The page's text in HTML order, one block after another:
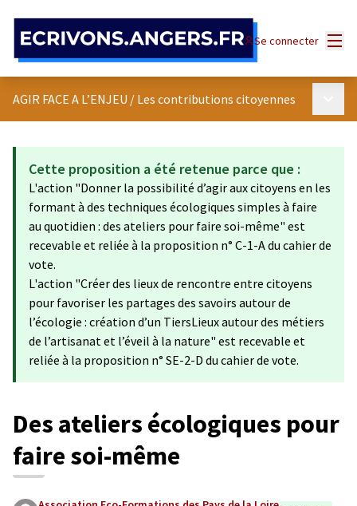
Se connecter
AGIR FACE A L’ENJEU / Les contributions citoyennes
Cette proposition a été retenue parce que :
L'action "Donner la possibilité d’agir aux citoyens en les
formant à des techniques écologiques simples à faire
au quotidien : des ateliers pour faire soi-même" est
recevable et reliée à la proposition n° C-1-A du cahier de
vote.
L'action "Créer des lieux de rencontre entre citoyens
pour favoriser les partages des savoirs autour de
l’écologie : création d’un TiersLieux autour des métiers
de l’artisanat et l’éveil à la nature" est recevable et
reliée à la proposition n° SE-2-D du cahier de vote.
Des ateliers écologiques pour
faire soi-même